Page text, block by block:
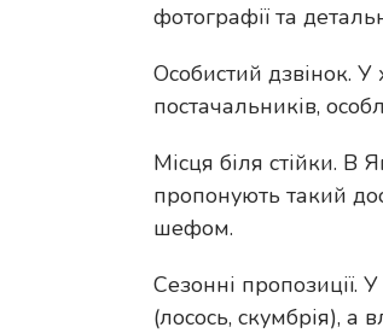
фотографії та
Особистий дзвінок.
постачальників,
Місця біля стійки. В
пропонують такий
шефом.
Сезонні пропозиції.
(лосось, скумбрія), а